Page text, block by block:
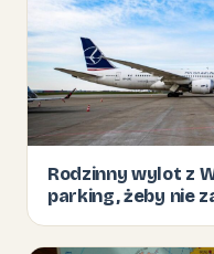
Rodzinny wylot z
parking, żeby nie